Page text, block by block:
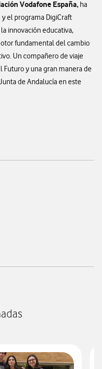
Vodafone España, ha
y el programa DigiCraft
innovación educativa,
fundamental del cambio
Un compañero de viaje
Futuro y una gran manera de
de Andalucía en este
en linkedinen twitter
compartir en facebook
para compartir en